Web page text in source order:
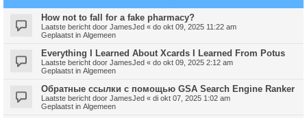
How not to fall for a fake pharmacy?
Laatste bericht door JamesJed « do okt 09, 2025 11:22 am
Geplaatst in Algemeen
Everything I Learned About Xcards I Learned From Potus
Laatste bericht door JamesJed « do okt 09, 2025 2:12 am
Geplaatst in Algemeen
Обратные ссылки с помощью GSA Search Engine Ranker
Laatste bericht door JamesJed « di okt 07, 2025 1:02 am
Geplaatst in Algemeen